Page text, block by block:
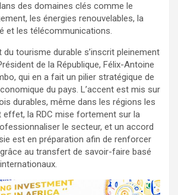
des domaines clés comme le
les énergies renouvelables, la
et les télécommunications.
du tourisme durable s’inscrit pleinement
de la République, Félix-Antoine
qui en a fait un pilier stratégique de
du pays. L’accent est mis sur
durables, même dans les régions les
effet, la RDC mise fortement sur la
le secteur, et un accord
est en préparation afin de renforcer
au transfert de savoir-faire basé